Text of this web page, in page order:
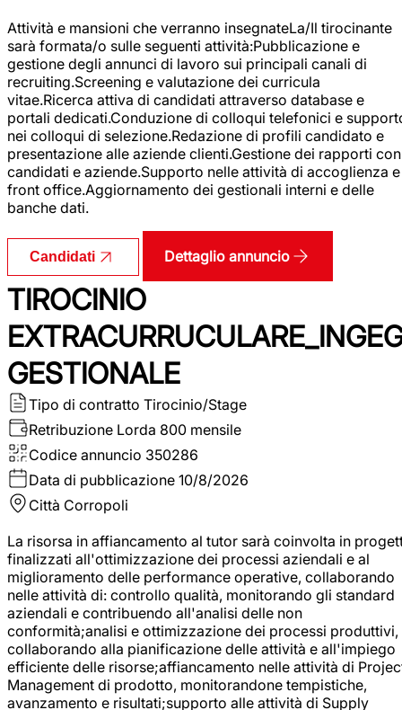
Attività e mansioni che verranno insegnateLa/Il tirocinante
sarà formata/o sulle seguenti attività:Pubblicazione e
gestione degli annunci di lavoro sui principali canali di
recruiting.Screening e valutazione dei curricula
vitae.Ricerca attiva di candidati attraverso database e
portali dedicati.Conduzione di colloqui telefonici e
nei colloqui di selezione.Redazione di profili candidato e
presentazione alle aziende clienti.Gestione dei rapporti con
candidati e aziende.Supporto nelle attività di accoglienza e
front office.Aggiornamento dei gestionali interni e delle
banche dati.
Candidati Dettaglio annuncio
TIROCINIO
GESTIONALE
Tipo di contratto Tirocinio/Stage
Retribuzione Lorda 800 mensile
Codice annuncio 350286
Data di pubblicazione 10/8/2026
Città Corropoli
La risorsa in affiancamento al tutor sarà coinvolta in
finalizzati all'ottimizzazione dei processi aziendali e al
miglioramento delle performance operative, collaborando
nelle attività di: controllo qualità, monitorando gli standard
aziendali e contribuendo all'analisi delle non
conformità;analisi e ottimizzazione dei processi produttivi,
collaborando alla pianificazione delle attività e all'impiego
efficiente delle risorse;affiancamento nelle attività di
Management di prodotto, monitorandone tempistiche,
avanzamento e risultati;supporto alle attività di Supply